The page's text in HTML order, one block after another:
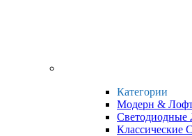
Категории
Модерн &
Классические